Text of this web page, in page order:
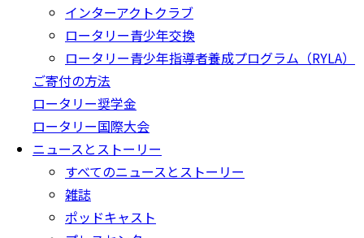
インターアクトクラブ
ロータリー青少年交換
ロータリー青少年指導者養成プログラム（RYLA）
ご寄付の方法
ロータリー奨学金
ロータリー国際大会
ニュースとストーリー
すべてのニュースとストーリー
雑誌
ポッドキャスト